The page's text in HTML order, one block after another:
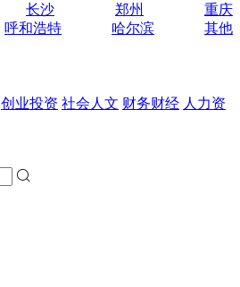
长沙 郑州
重庆
呼和浩特 哈尔滨
其他
创业投资 社会人文 财务财经 人力资